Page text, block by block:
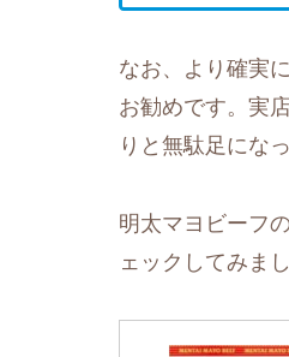
なお、より確実
お勧めです。実
りと無駄足にな
明太マヨビーフ
ェックしてみま